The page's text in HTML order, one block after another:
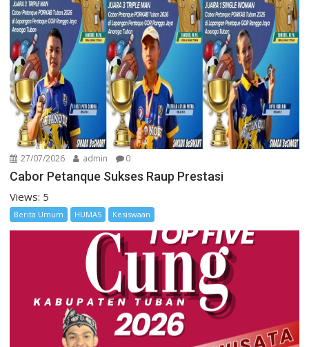
27/07/2026 admin 0
Cabor Petanque Sukses Raup Prestasi
Views: 5
Berita Umum HUMAS Kesiswaan